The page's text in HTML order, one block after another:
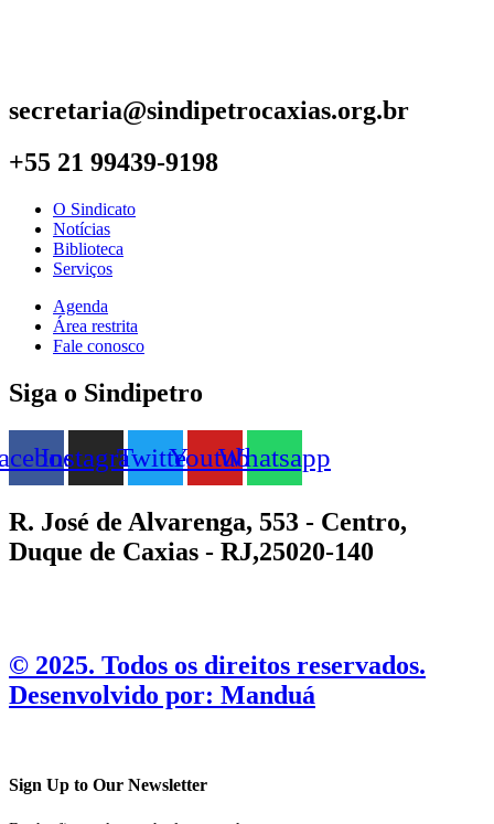
secretaria@sindipetrocaxias.org.br
+55 21 99439-9198
O Sindicato
Notícias
Biblioteca
Serviços
Agenda
Área restrita
Fale conosco
Siga o Sindipetro
InstagramTwitterYoutubeWhatsapp
R. José de Alvarenga, 553 - Centro,
Duque de Caxias - RJ,25020-140
©️ 2025. Todos os direitos reservados.
Desenvolvido por: Manduá
Sign Up to Our Newsletter